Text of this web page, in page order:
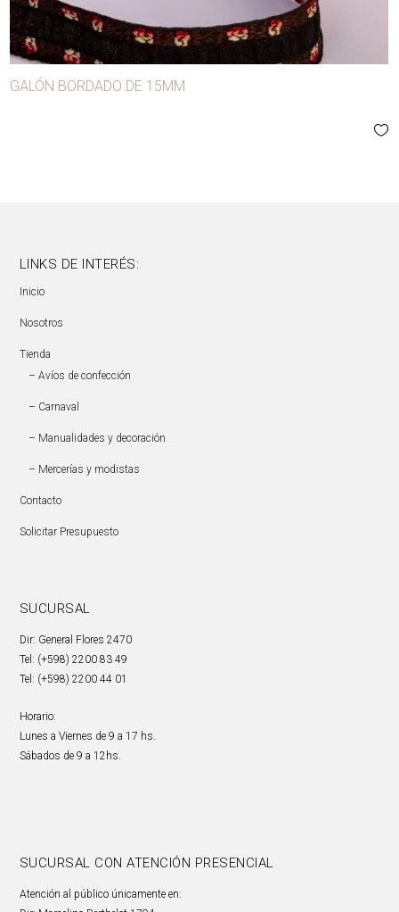
GALÓN BORDADO DE 15MM
LINKS DE INTERÉS:
Inicio
Nosotros
Tienda
– Avíos de confección
– Carnaval
– Manualidades y decoración
– Mercerías y modistas
Contacto
Solicitar Presupuesto
SUCURSAL
Dir: General Flores 2470
Tel: (+598) 2200 83 49
Tel: (+598) 2200 44 01
Horario:
Lunes a Viernes de 9 a 17 hs.
Sábados de 9 a 12hs.
SUCURSAL CON ATENCIÓN PRESENCIAL
Atención al público únicamente en: